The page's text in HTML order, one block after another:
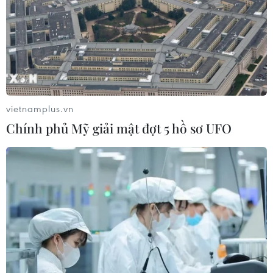
Cộng hòa Dân chủ Congo ghi nhận
hơn 300 trẻ em tử vong do Ebola
08/08/2026 15:21
Thượng viện Mỹ thông qua luật ngân
sách tránh nguy cơ chính phủ đóng
cửa
Bạo lực súng đạn đặt ra thách thức
đối với Thái Lan
08/08/2026 12:20
vietnamplus.vn
Chính phủ Mỹ giải mật đợt 5 hồ sơ UFO